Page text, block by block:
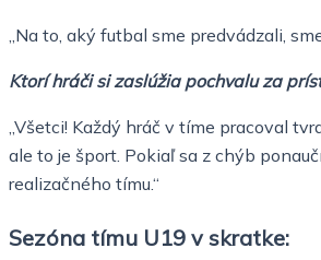
„Na to, aký futbal sme predvádzali,
Ktorí hráči si zaslúžia pochvalu za
„Všetci! Každý hráč v tíme pracoval
ale to je šport. Pokiaľ sa z chýb
realizačného tímu.“
Sezóna tímu U19 v skratke: